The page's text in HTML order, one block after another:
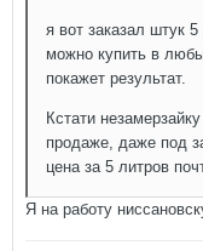
я вот заказал штук
можно купить в
покажет результат.
Кстати
продаже, даже под
цена за 5 литров
Я на работу